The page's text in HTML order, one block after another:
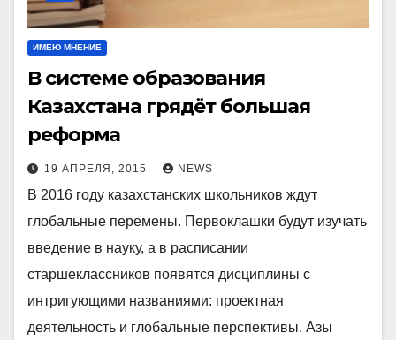
ИМЕЮ МНЕНИЕ
В системе образования
Казахстана грядёт большая
реформа
19 АПРЕЛЯ, 2015 NEWS
В 2016 году казахстанских школьников ждут
глобальные перемены. Первоклашки будут изучать
введение в науку, а в расписании
старшеклассников появятся дисциплины с
интригующими названиями: проектная
деятельность и глобальные перспективы. Азы